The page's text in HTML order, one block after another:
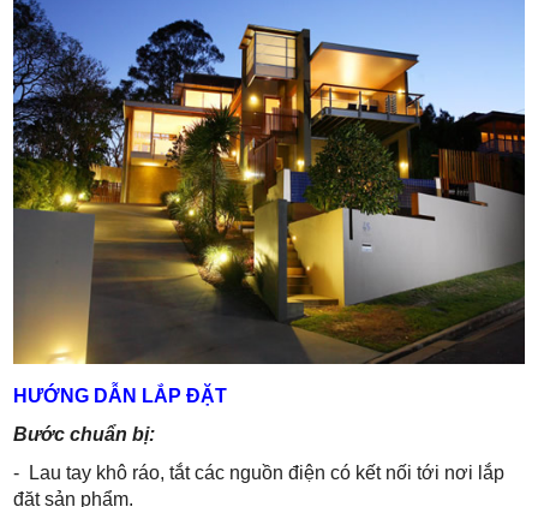
HƯỚNG DẪN LẮP ĐẶT
Bước chuẩn bị:
- Lau tay khô ráo, tắt các nguồn điện có kết nối tới nơi lắp
đặt sản phẩm.